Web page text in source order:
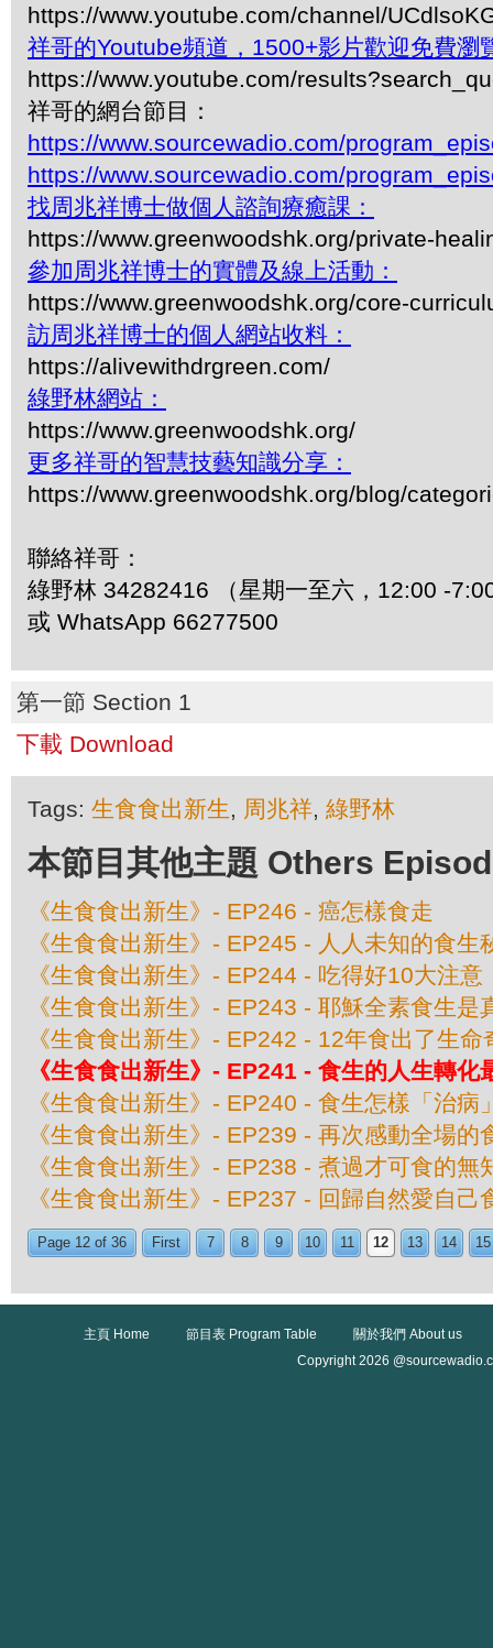
https://www.youtube.com/channel/
祥哥的Youtube頻道，1500+影片歡迎免費瀏
https://www.youtube.com/
祥哥的網台節目：
https://www.sourcewadio.com/
https://www.sourcewadio.com/
找周兆祥博士做個人諮詢療癒課：
https://www.greenwoodshk.org/private-
參加周兆祥博士的實體及線上活動：
https://www.greenwoodshk.org/core-
訪周兆祥博士的個人網站收料：
https://alivewithdrgreen.com/
綠野林網站：
https://www.greenwoodshk.org/
更多祥哥的智慧技藝知識分享：
https://www.greenwoodshk.org/blog/
聯絡祥哥：
綠野林 34282416 （星期一至六，12:00 -
或 WhatsApp 66277500
第一節 Section 1
下載 Download
Tags: 生食食出新生, 周兆祥, 綠野林
本節目其他主題 Others
《生食食出新生》- EP246 - 癌怎樣食走
《生食食出新生》- EP245 - 人人未知的食生
《生食食出新生》- EP244 - 吃得好10大注意
《生食食出新生》- EP243 - 耶穌全素食生是
《生食食出新生》- EP242 - 12年食出了生命
《生食食出新生》- EP241 - 食生的人生轉化
《生食食出新生》- EP240 - 食生怎樣「治病
《生食食出新生》- EP239 - 再次感動全場的
《生食食出新生》- EP238 - 煮過才可食的無
《生食食出新生》- EP237 - 回歸自然愛自己
Page 12 of 36 First 7 8 9 10 11 12 13 14 15
主頁 Home 節目表 Program Table
關於我們 About us
Copyright 2026